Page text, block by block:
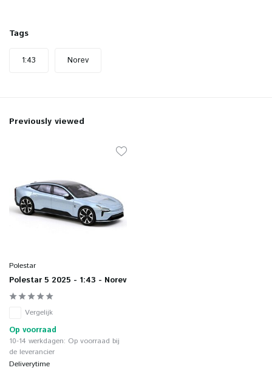
Tags
1:43 Norev
Previously viewed
Polestar
Polestar 5 2025 - 1:43 - Norev
Vergelijk
Op voorraad
10-14 werkdagen: Op voorraad bij
de leverancier
Deliverytime